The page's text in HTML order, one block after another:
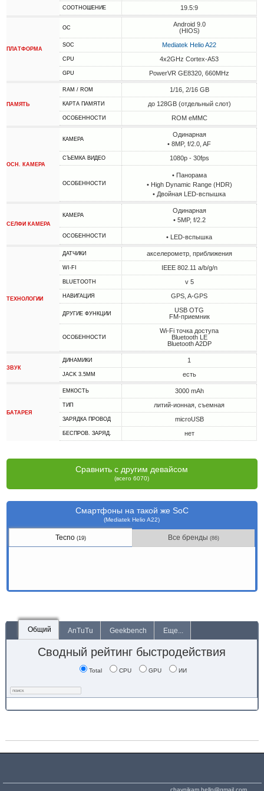
СООТНОШЕНИЕ 19.5:9
ПЛАТФОРМА
ОС
Android 9.0
(HIOS)
SOC Mediatek Helio A22
CPU 4x2GHz Cortex-A53
GPU PowerVR GE8320, 660MHz
ПАМЯТЬ
RAM / ROM 1/16, 2/16 GB
КАРТА ПАМЯТИ до 128GB (отдельный слот)
ОСОБЕННОСТИ ROM eMMC
ОСН. КАМЕРА
КАМЕРА
Одинарная
• 8MP, f/2.0, AF
СЪЕМКА ВИДЕО 1080p - 30fps
ОСОБЕННОСТИ
• Панорама
• High Dynamic Range (HDR)
• Двойная LED-вспышка
СЕЛФИ КАМЕРА
КАМЕРА
Одинарная
• 5MP, f/2.2
ОСОБЕННОСТИ • LED-вспышка
ТЕХНОЛОГИИ
ДАТЧИКИ акселерометр, приближения
WI-FI IEEE 802.11 a/b/g/n
BLUETOOTH v 5
НАВИГАЦИЯ GPS, A-GPS
ДРУГИЕ ФУНКЦИИ
USB OTG
FM-приемник
ОСОБЕННОСТИ
Wi-Fi точка доступа
Bluetooth LE
Bluetooth A2DP
ЗВУК
ДИНАМИКИ 1
JACK 3.5MM есть
БАТАРЕЯ
ЕМКОСТЬ 3000 mAh
ТИП литий-ионная, съемная
ЗАРЯДКА ПРОВОД microUSB
БЕСПРОВ. ЗАРЯД. нет
Сравнить с другим девайсом
(всего 6070)
Смартфоны на такой же SoC
(Mediatek Helio A22)
Tecno(19) Все бренды(86)
Общий AnTuTu Geekbench Еще...
Сводный рейтинг быстродействия
Total CPU GPU ИИ
chaynikam.hello@gmail.com